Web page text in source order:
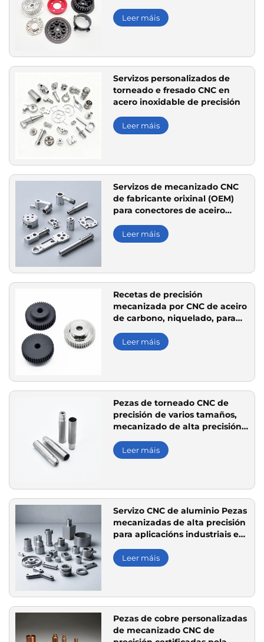
Leer máis
Servizos personalizados de
torneado e fresado CNC en
acero inoxidable de precisión
Leer máis
Servizos de mecanizado CNC
de fabricante orixinal (OEM)
para conectores de aceiro
aluminio 6061 e 7075, para
equipos industriais
Leer máis
Recetas de precisión
mecanizada por CNC de aceiro
de carbono, niquelado, para
engrenaxes
Leer máis
Pezas de torneado CNC de
precisión de varios tamaños,
mecanizado de alta precisión
Leer máis
Servizo CNC de aluminio Pezas
mecanizadas de alta precisión
para aplicacións industriais e
Leer máis
Pezas de cobre personalizadas
de mecanizado CNC de